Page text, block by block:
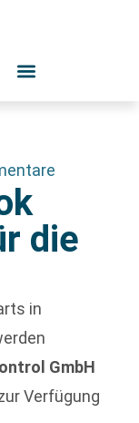
die
in
GmbH
Verfügung